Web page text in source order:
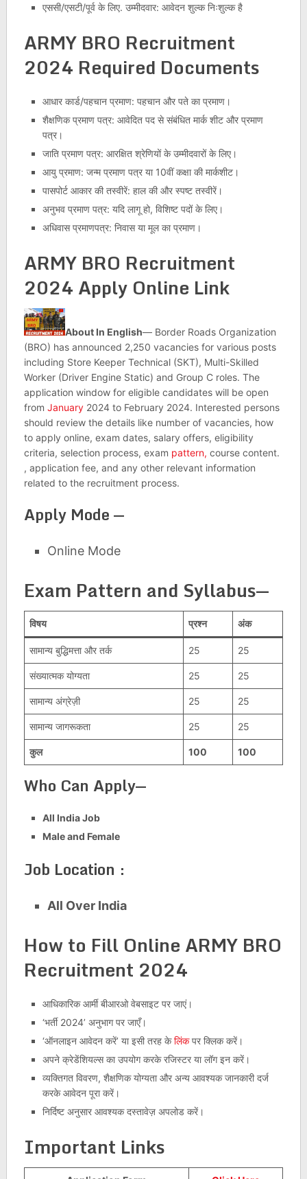
एससी/एसटी/पूर्व के लिए. उम्मीदवार: आवेदन शुल्क निःशुल्क है
ARMY BRO Recruitment
2024 Required Documents
आधार कार्ड/पहचान प्रमाण: पहचान और पते का प्रमाण।
शैक्षणिक प्रमाण पत्र: आवेदित पद से संबंधित मार्क शीट और प्रमाण
पत्र।
जाति प्रमाण पत्र: आरक्षित श्रेणियों के उम्मीदवारों के लिए।
आयु प्रमाण: जन्म प्रमाण पत्र या 10वीं कक्षा की मार्कशीट।
पासपोर्ट आकार की तस्वीरें: हाल की और स्पष्ट तस्वीरें।
अनुभव प्रमाण पत्र: यदि लागू हो, विशिष्ट पदों के लिए।
अधिवास प्रमाणपत्र: निवास या मूल का प्रमाण।
ARMY BRO Recruitment
2024 Apply Online Link
About In English— Border Roads Organization
(BRO) has announced 2,250 vacancies for various posts
including Store Keeper Technical (SKT), Multi-Skilled
Worker (Driver Engine Static) and Group C roles. The
application window for eligible candidates will be open
from January2024 to February 2024. Interested persons
should review the details like number of vacancies, how
to apply online, exam dates, salary offers, eligibility
criteria, selection process, exam pattern, course content.
, application fee, and any other relevant information
related to the recruitment process.
Apply Mode —
Online Mode
Exam Pattern and Syllabus—
विषय प्रश्न अंक
सामान्य बुद्धिमत्ता और तर्क 25 25
संख्यात्मक योग्यता 25 25
सामान्य अंग्रेज़ी 25 25
सामान्य जागरूकता 25 25
कुल 100 100
Who Can Apply—
All India Job
Male and Female
Job Location :
All Over India
How to Fill Online ARMY BRO
Recruitment 2024
आधिकारिक आर्मी बीआरओ वेबसाइट पर जाएं।
‘भर्ती 2024’ अनुभाग पर जाएँ।
‘ऑनलाइन आवेदन करें’ या इसी तरह केलिंकपर क्लिक करें।
अपने क्रेडेंशियल्स का उपयोग करके रजिस्टर या लॉग इन करें।
व्यक्तिगत विवरण, शैक्षणिक योग्यता और अन्य आवश्यक जानकारी दर्ज
करके आवेदन पूरा करें।
निर्दिष्ट अनुसार आवश्यक दस्तावेज़ अपलोड करें।
Important Links